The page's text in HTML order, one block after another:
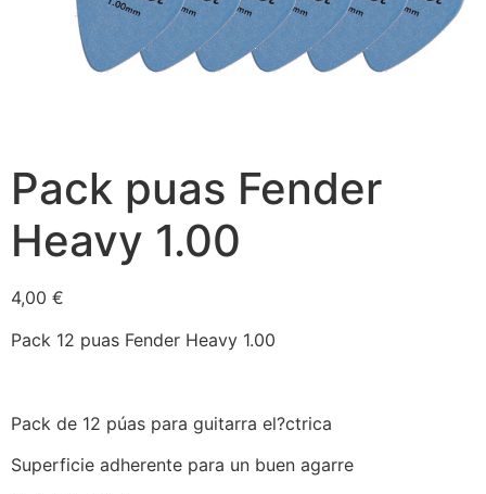
Pack puas Fender
Heavy 1.00
4,00 €
Pack 12 puas Fender Heavy 1.00
Pack de 12 púas para guitarra el?ctrica
Superficie adherente para un buen agarre